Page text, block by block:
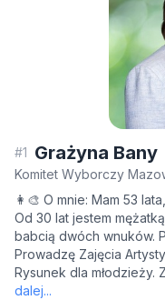
#1 Grażyna Bany
Komitet Wyborczy
👩‍🎨 O mnie: Mam 53
Od 30 lat jestem
babcią dwóch wnuków.
Prowadzę Zajęcia
Rysunek dla młodzieży.
dalej...